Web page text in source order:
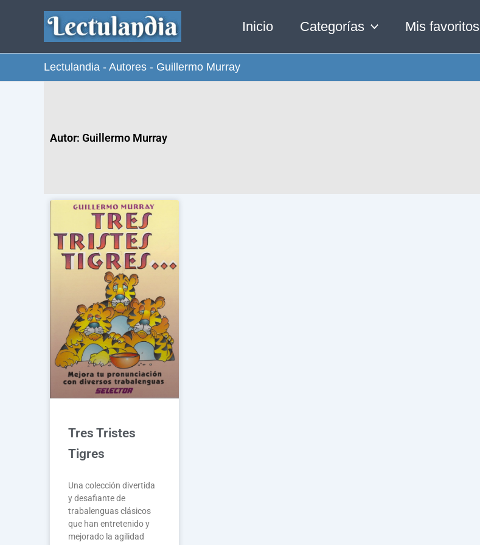
contenido
Inicio Categorías Mis favoritos
Lectulandia - Autores - Guillermo Murray
Autor: Guillermo Murray
Tres Tristes
Tigres
Una colección divertida
y desafiante de
trabalenguas clásicos
que han entretenido y
mejorado la agilidad